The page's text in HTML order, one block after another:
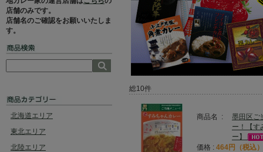
店舗のみです。
店舗名のご確認をお願いいたしま
す。
北海道エリア
東北エリア
北陸エリア
総10件
商品名 :
墨田区ご
ー！【す
ー】
価格 : 464円（税込）